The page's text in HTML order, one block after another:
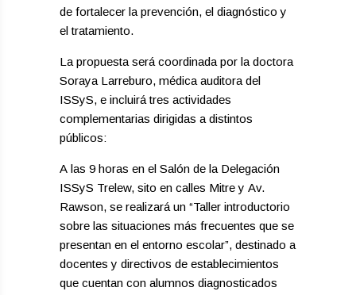
de fortalecer la prevención, el diagnóstico y
el tratamiento.
La propuesta será coordinada por la doctora
Soraya Larreburo, médica auditora del
ISSyS, e incluirá tres actividades
complementarias dirigidas a distintos
públicos:
A las 9 horas en el Salón de la Delegación
ISSyS Trelew, sito en calles Mitre y Av.
Rawson, se realizará un “Taller introductorio
sobre las situaciones más frecuentes que se
presentan en el entorno escolar”, destinado a
docentes y directivos de establecimientos
que cuentan con alumnos diagnosticados